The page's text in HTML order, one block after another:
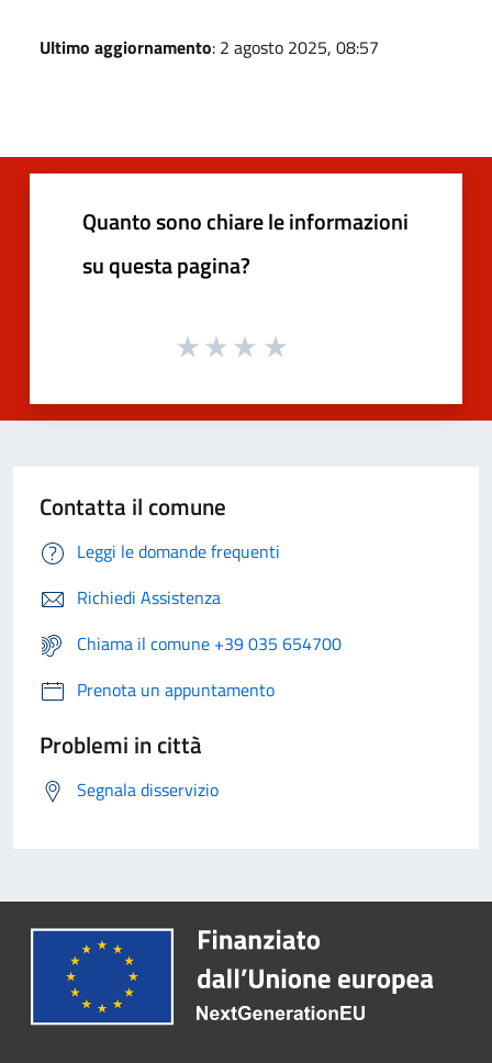
Ultimo aggiornamento: 2 agosto 2025, 08:57
Quanto sono chiare le informazioni
su questa pagina?
Contatta il comune
Leggi le domande frequenti
Richiedi Assistenza
Chiama il comune +39 035 654700
Prenota un appuntamento
Problemi in città
Segnala disservizio